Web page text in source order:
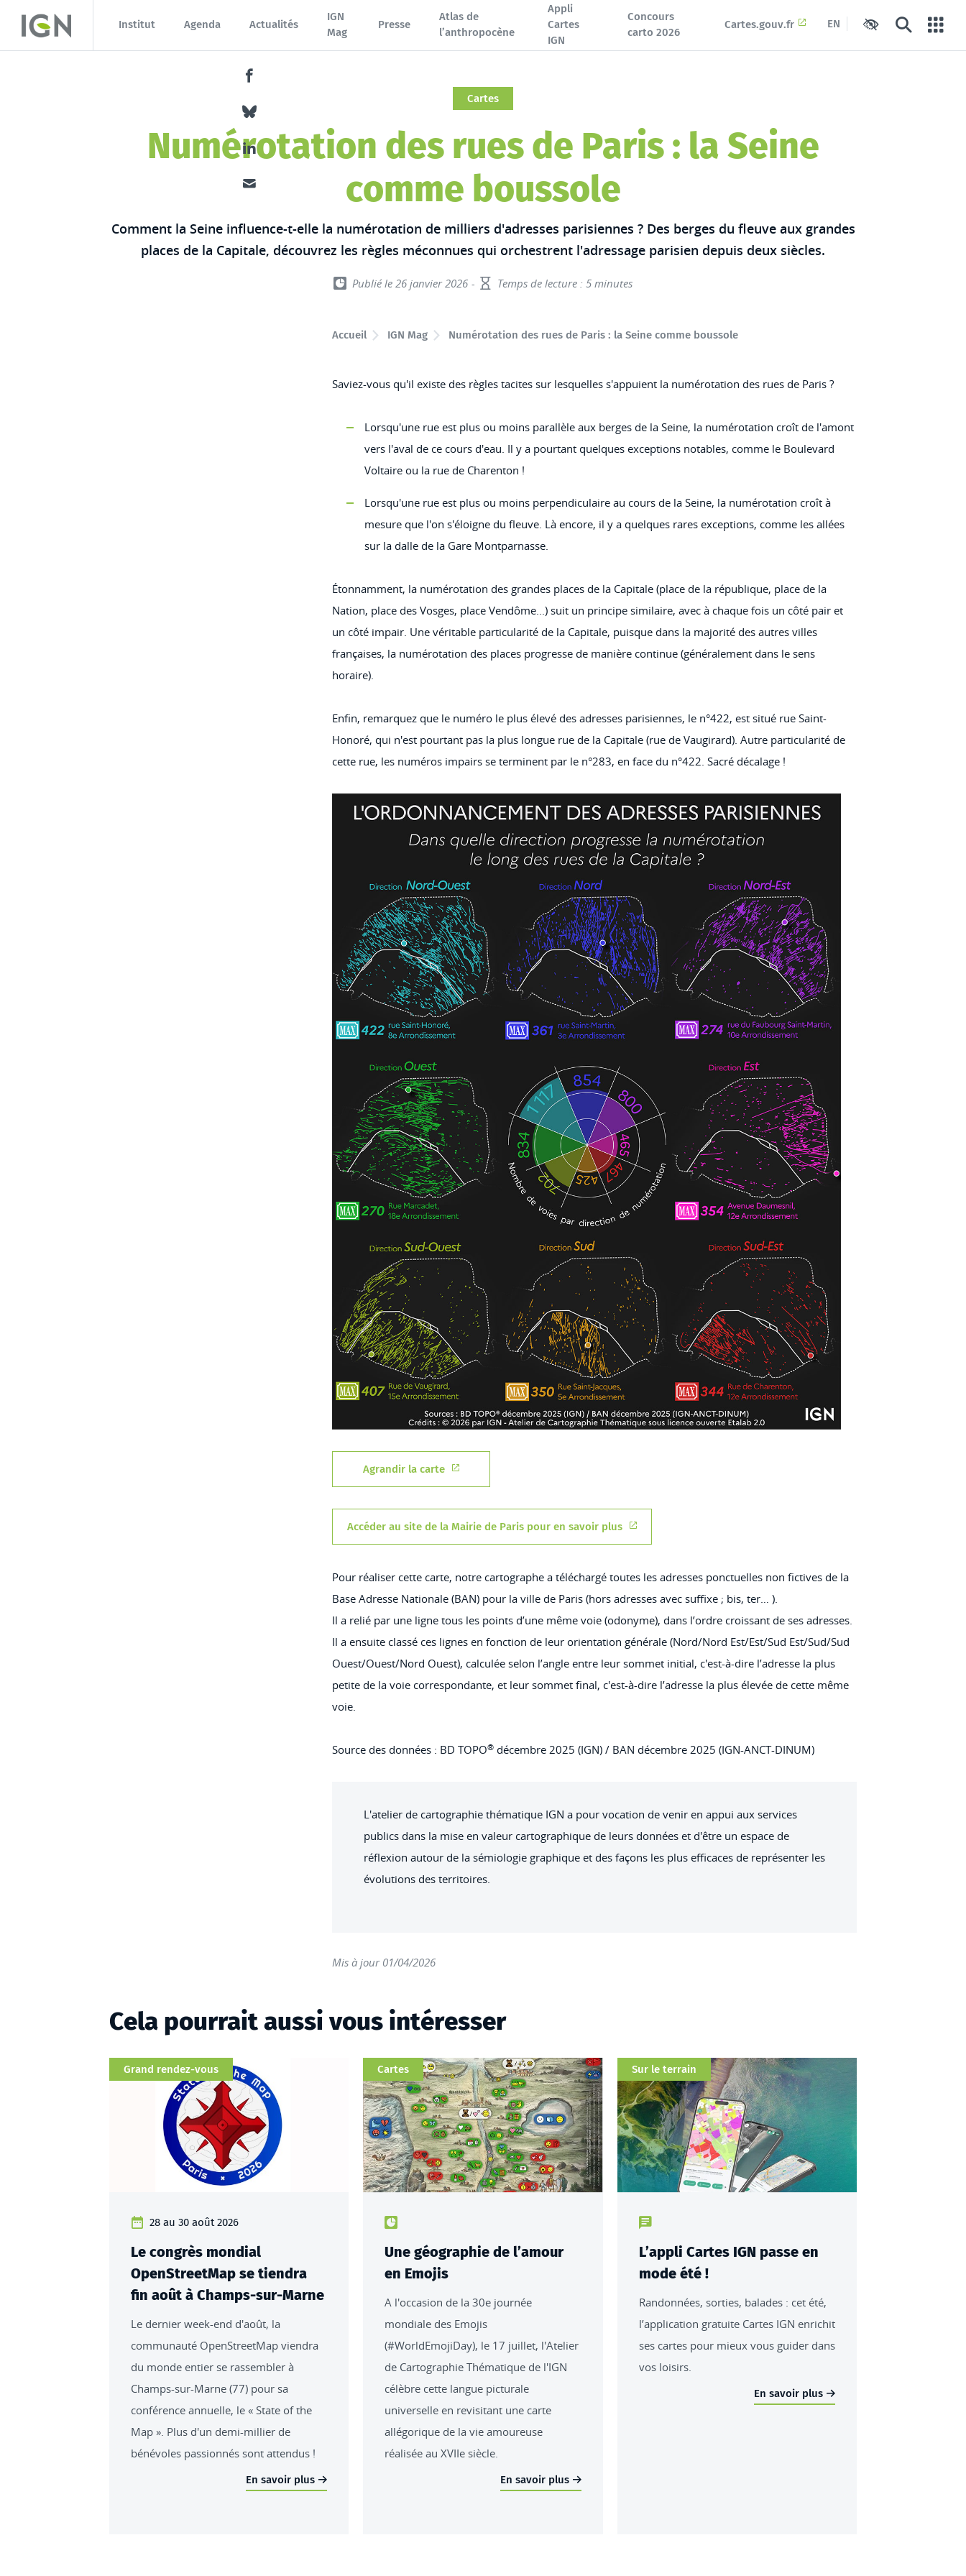
Aller au contenu principal
Institut Agenda Actualités
IGN
Mag
Presse
Atlas de
l’anthropocène
Appli
Cartes
IGN
Concours
carto 2026
Cartes.gouv.fr EN
ParamètresRechercher
Cartes
Numérotation des rues de Paris : la Seine
comme boussole
Comment la Seine influence-t-elle la numérotation de milliers d'adresses parisiennes ? Des berges du fleuve aux grandes
places de la Capitale, découvrez les règles méconnues qui orchestrent l'adressage parisien depuis deux siècles.
Publié le 26 janvier 2026 Temps de lecture : 5 minutes
Accueil IGN Mag Numérotation des rues de Paris : la Seine comme boussole
Partager ce contenu sur Facebook
Partager ce contenu sur Bluesky
Partager ce contenu sur LinkedIn
Partager ce contenu par email
Saviez-vous qu'il existe des règles tacites sur lesquelles s'appuient la numérotation des rues de Paris ?
Lorsqu'une rue est plus ou moins parallèle aux berges de la Seine, la numérotation croît de l'amont
vers l'aval de ce cours d'eau. Il y a pourtant quelques exceptions notables, comme le Boulevard
Voltaire ou la rue de Charenton !
Lorsqu'une rue est plus ou moins perpendiculaire au cours de la Seine, la numérotation croît à
mesure que l'on s'éloigne du fleuve. Là encore, il y a quelques rares exceptions, comme les allées
sur la dalle de la Gare Montparnasse.
Étonnamment, la numérotation des grandes places de la Capitale (place de la république, place de la
Nation, place des Vosges, place Vendôme...) suit un principe similaire, avec à chaque fois un côté pair et
un côté impair. Une véritable particularité de la Capitale, puisque dans la majorité des autres villes
françaises, la numérotation des places progresse de manière continue (généralement dans le sens
horaire).
Enfin, remarquez que le numéro le plus élevé des adresses parisiennes, le n°422, est situé rue Saint-
Honoré, qui n'est pourtant pas la plus longue rue de la Capitale (rue de Vaugirard). Autre particularité de
cette rue, les numéros impairs se terminent par le n°283, en face du n°422. Sacré décalage !
Agrandir la carte Agrandir la carte "L'ordonnancement des rues parisiennes"
Accéder au site de la Mairie de Paris pour en savoir plus
Pour réaliser cette carte, notre cartographe a téléchargé toutes les adresses ponctuelles non fictives de la
Base Adresse Nationale (BAN) pour la ville de Paris (hors adresses avec suffixe ; bis, ter… ).
Il a relié par une ligne tous les points d’une même voie (odonyme), dans l’ordre croissant de ses adresses.
Il a ensuite classé ces lignes en fonction de leur orientation générale (Nord/Nord Est/Est/Sud Est/Sud/Sud
Ouest/Ouest/Nord Ouest), calculée selon l’angle entre leur sommet initial, c'est-à-dire l’adresse la plus
petite de la voie correspondante, et leur sommet final, c'est-à-dire l’adresse la plus élevée de cette même
voie.
Source des données : BD TOPO® décembre 2025 (IGN) / BAN décembre 2025 (IGN-ANCT-DINUM)
L'atelier de cartographie thématique IGN a pour vocation de venir en appui aux services
publics dans la mise en valeur cartographique de leurs données et d'être un espace de
réflexion autour de la sémiologie graphique et des façons les plus efficaces de représenter les
évolutions des territoires.
Mis à jour 01/04/2026
Cela pourrait aussi vous intéresser
Catégorie
Grand rendez-vous
28 au 30 août 2026
Le congrès mondial
OpenStreetMap se tiendra
fin août à Champs-sur-Marne
Le dernier week-end d'août, la
communauté OpenStreetMap viendra
du monde entier se rassembler à
Champs-sur-Marne (77) pour sa
conférence annuelle, le « State of the
Map ». Plus d'un demi-millier de
bénévoles passionnés sont attendus !
En savoir plus
Catégorie
Cartes
Type de contenu : actualités
Une géographie de l’amour
en Emojis
A l'occasion de la 30e journée
mondiale des Emojis
(#WorldEmojiDay), le 17 juillet, l'Atelier
de Cartographie Thématique de l'IGN
célèbre cette langue picturale
universelle en revisitant une carte
allégorique de la vie amoureuse
réalisée au XVIIe siècle.
En savoir plus
Catégorie
Sur le terrain
Type de contenu : actualités
L’appli Cartes IGN passe en
mode été !
Randonnées, sorties, balades : cet été,
l’application gratuite Cartes IGN enrichit
ses cartes pour mieux vous guider dans
vos loisirs.
En savoir plus